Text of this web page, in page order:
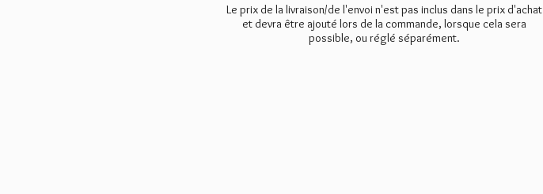
Le prix de la livraison/de l'envoi n'est pas inclus dans le prix d'achat
et devra être ajouté lors de la commande, lorsque cela sera
possible, ou réglé séparément.